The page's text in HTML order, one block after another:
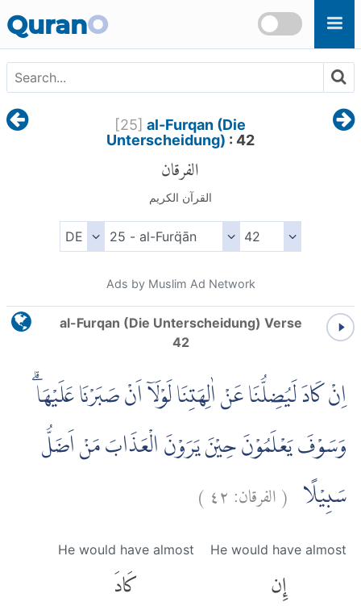
QuranO
[25] al-Furqan (Die
Unterscheidung) : 42
الفرقان
القرآن الكريم
Ads by Muslim Ad Network
al-Furqan (Die Unterscheidung) Verse
42
اِنْ كَادَ لَيُضِلُّنَا عَنْ اٰلِهَتِنَا لَوْلَآ اَنْ صَبَرْنَا عَلَيْهَاۗ
وَسَوْفَ يَعْلَمُوْنَ حِيْنَ يَرَوْنَ الْعَذَابَ مَنْ اَضَلُّ
سَبِيْلًا (الفرقان:٤٢)
He would have almost
إِن
He would have almost
كَادَ